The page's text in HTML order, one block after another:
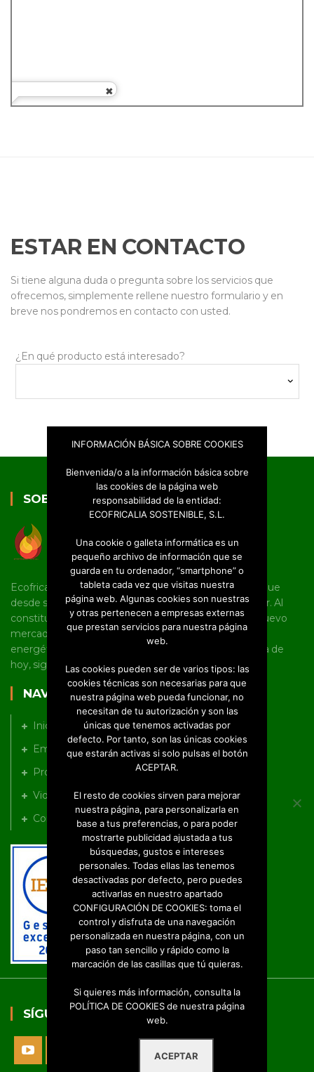
ESTAR EN CONTACTO
Si tiene alguna duda o pregunta sobre los servicios que
ofrecemos, simplemente rellene nuestro formulario y en
breve nos pondremos en contacto con usted.
¿En qué producto está interesado?
SOBRE NOSOTROS
Ecofricalia es una joven pyme castellano manchega que
desde sus inicios tiene un marcado carácter innovador. Al
constituirse como empresa, fue pionera en abrir un nuevo
mercado en torno al uso de la biomasa y la eficiencia
energética en Castilla-La Mancha, línea en la que, a día de
hoy, sigue trabajando a nivel nacional e internacional.
NAVEGACIÓN
Inicio
Empresa
Productos
Videos
Contacto
SÍGUENOS
INFORMACIÓN BÁSICA SOBRE COOKIES
Bienvenida/o a la información básica sobre
las cookies de la página web
responsabilidad de la entidad:
ECOFRICALIA SOSTENIBLE, S.L.
Una cookie o galleta informática es un
pequeño archivo de información que se
guarda en tu ordenador, “smartphone” o
tableta cada vez que visitas nuestra
página web. Algunas cookies son nuestras
y otras pertenecen a empresas externas
que prestan servicios para nuestra página
web.
Las cookies pueden ser de varios tipos: las
cookies técnicas son necesarias para que
nuestra página web pueda funcionar, no
necesitan de tu autorización y son las
únicas que tenemos activadas por
defecto. Por tanto, son las únicas cookies
que estarán activas si solo pulsas el botón
ACEPTAR.
El resto de cookies sirven para mejorar
nuestra página, para personalizarla en
base a tus preferencias, o para poder
mostrarte publicidad ajustada a tus
búsquedas, gustos e intereses
personales. Todas ellas las tenemos
desactivadas por defecto, pero puedes
activarlas en nuestro apartado
CONFIGURACIÓN DE COOKIES: toma el
control y disfruta de una navegación
personalizada en nuestra página, con un
paso tan sencillo y rápido como la
marcación de las casillas que tú quieras.
Si quieres más información, consulta la
POLÍTICA DE COOKIES de nuestra página
web.
ACEPTAR